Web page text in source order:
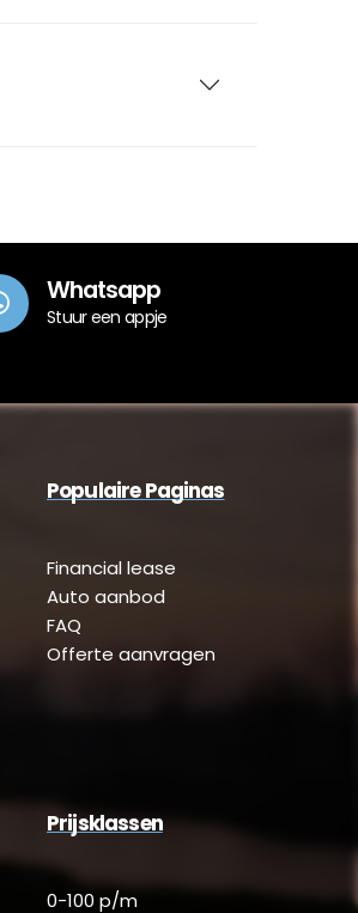
Whatsapp
Stuur een appje
Populaire Paginas
Financial lease
Auto aanbod
FAQ
Offerte aanvragen
Prijsklassen
0-100 p/m